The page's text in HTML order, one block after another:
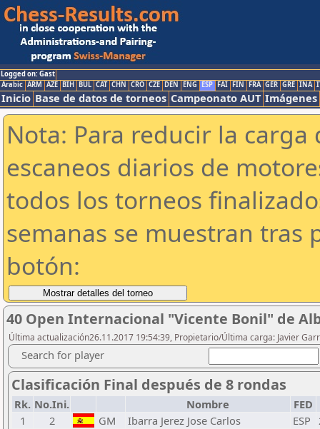
Logged on: Gast
Arabic ARM AZE BIH BUL CAT CHN CRO CZE DEN ENG ESP FAI FIN FRA GER GRE INA
Inicio Base de datos de torneos Campeonato AUT Imágenes
Nota: Para reducir la
escaneos diarios de
todos los torneos
semanas se muestran tras
botón:
40 Open Internacional "Vicente Bonil" de
Última actualización26.11.2017 19:54:39, Propietario/Última carga: Javier
Search for player
Clasificación Final después de 8 rondas
Rk. No.Ini. Nombre
FED
1
2 GM Ibarra Jerez Jose Carlos ESP